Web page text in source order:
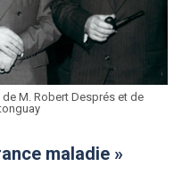
M. Robert Després et de
maladie »